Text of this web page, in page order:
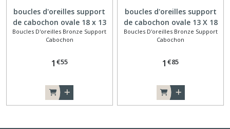
boucles d'oreilles support
de cabochon ovale 18 x 13
mm noeud
Boucles D'oreilles Bronze Support
Cabochon
1 €55
boucles d'oreilles support
de cabochon ovale 13 X 18
mm finition feuille
Boucles D'oreilles Bronze Support
Cabochon
1 €85